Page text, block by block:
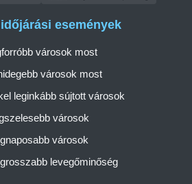
események
városok most
városok most
leginkább sújtott városok
városok
városok
levegőminőség